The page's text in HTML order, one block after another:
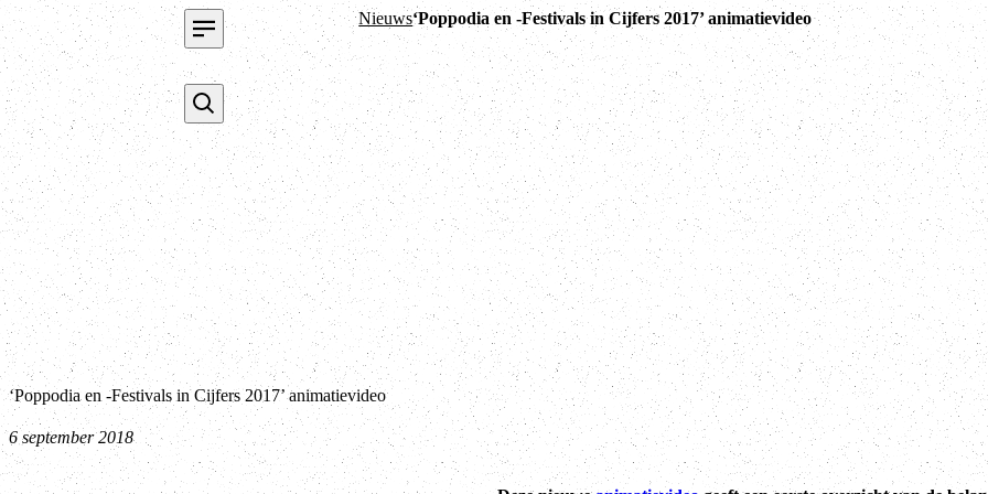
Nieuws‘Poppodia en -Festivals in Cijfers 2017’ animatievideo
‘Poppodia en -Festivals in Cijfers 2017’ animatievideo
6 september 2018